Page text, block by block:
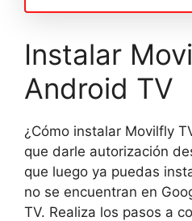
Instalar
Android TV
¿Cómo instalar Movilfly
que darle autorización
que luego ya puedas
no se encuentran en
TV. Realiza los pasos a